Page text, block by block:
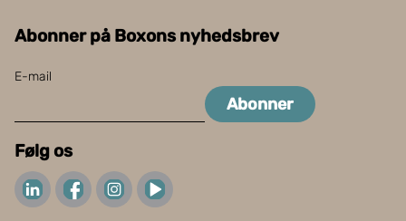
Abonner på Boxons nyhedsbrev
E-mail
Abonner
Følg os